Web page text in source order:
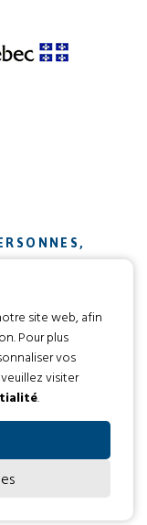
QUI ONT
site web, afin
Pour plus
vos
visiter
.